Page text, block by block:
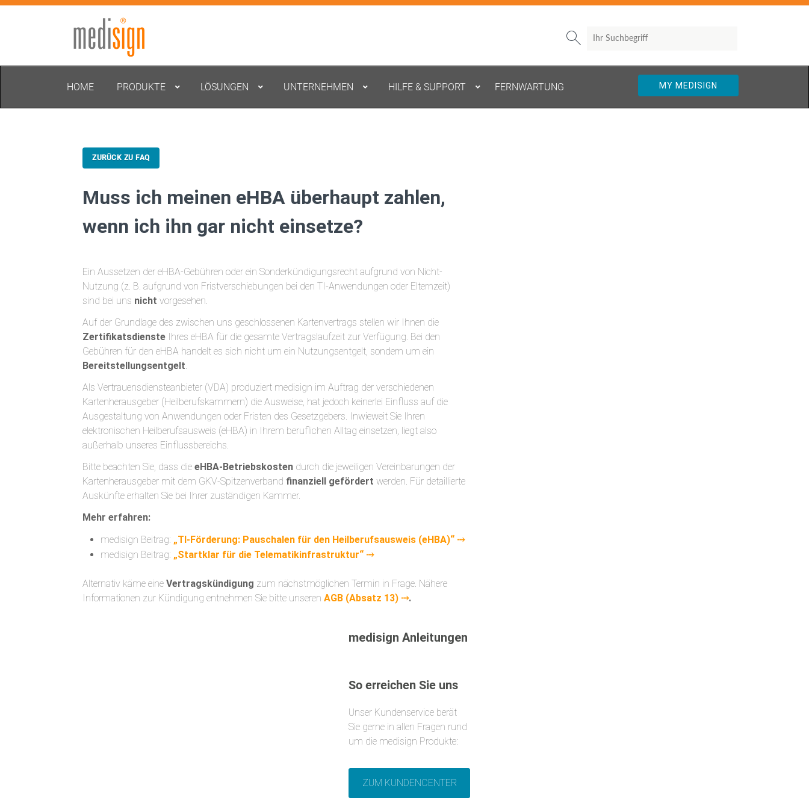
 Search
HOME PRODUKTE LÖSUNGEN UNTERNEHMEN HILFE & SUPPORT FERNWARTUNG MY MEDISIGN
ZURÜCK ZU FAQ
Muss ich meinen eHBA überhaupt zahlen,
wenn ich ihn gar nicht einsetze?
Ein Aussetzen der eHBA-Gebühren oder ein Sonderkündigungsrecht aufgrund von Nicht-
Nutzung (z. B. aufgrund von Fristverschiebungen bei den TI-Anwendungen oder Elternzeit)
sind bei uns nicht vorgesehen.
Auf der Grundlage des zwischen uns geschlossenen Kartenvertrags stellen wir Ihnen die
Zertifikatsdienste Ihres eHBA für die gesamte Vertragslaufzeit zur Verfügung. Bei den
Gebühren für den eHBA handelt es sich nicht um ein Nutzungsentgelt, sondern um ein
Bereitstellungsentgelt.
Als Vertrauensdiensteanbieter (VDA) produziert medisign im Auftrag der verschiedenen
Kartenherausgeber (Heilberufskammern) die Ausweise, hat jedoch keinerlei Einfluss auf die
Ausgestaltung von Anwendungen oder Fristen des Gesetzgebers. Inwieweit Sie Ihren
elektronischen Heilberufsausweis (eHBA) in Ihrem beruflichen Alltag einsetzen, liegt also
außerhalb unseres Einflussbereichs.
Bitte beachten Sie, dass die eHBA-Betriebskosten durch die jeweiligen Vereinbarungen der
Kartenherausgeber mit dem GKV-Spitzenverband finanziell gefördert werden. Für detaillierte
Auskünfte erhalten Sie bei Ihrer zuständigen Kammer.
Mehr erfahren:
medisign Beitrag: „TI-Förderung: Pauschalen für den Heilberufsausweis (eHBA)“ ⤏
medisign Beitrag: „Startklar für die Telematikinfrastruktur“ ⤏
Alternativ käme eine Vertragskündigung zum nächstmöglichen Termin in Frage. Nähere
Informationen zur Kündigung entnehmen Sie bitte unseren AGB (Absatz 13) ⤏.
medisign Anleitungen
So erreichen Sie uns
Unser Kundenservice berät
Sie gerne in allen Fragen rund
um die medisign Produkte:
ZUM KUNDENCENTER